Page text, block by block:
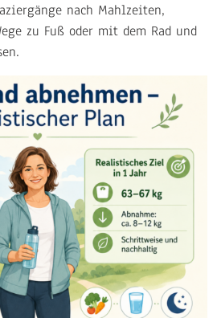
nach Mahlzeiten,
zu Fuß oder mit dem Rad und